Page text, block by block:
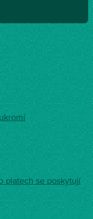
platech se poskytují